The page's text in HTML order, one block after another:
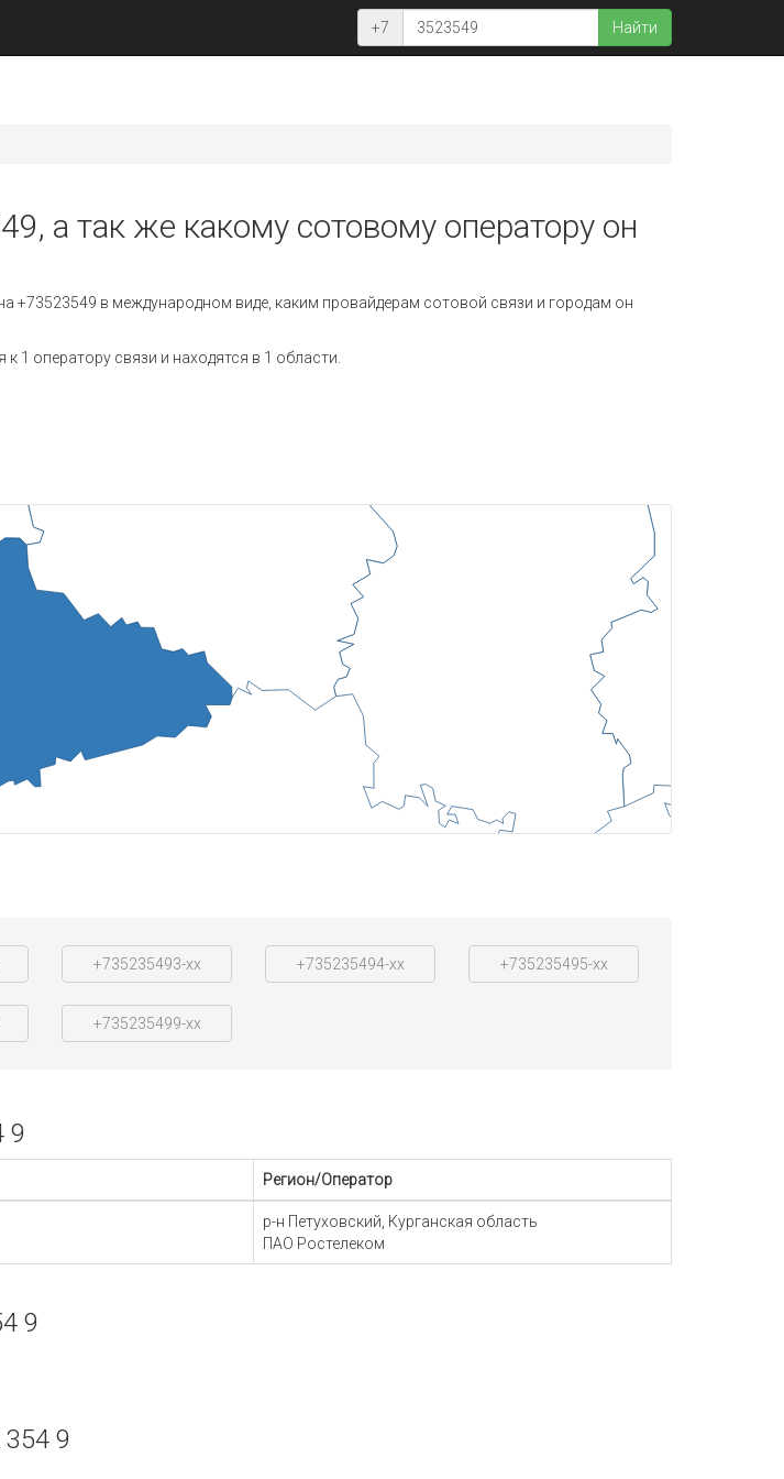
+7 Найти
а так же какому сотовому оператору он
в международном виде, каким провайдерам сотовой связи и городам он
оператору связи и находятся в 1 области.
+735235493-xx +735235494-xx +735235495-xx
+735235499-xx
9
Регион/Оператор
р-н Петуховский, Курганская область
ПАО Ростелеком
9
9